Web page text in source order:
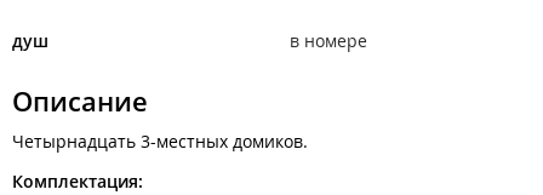
душ в номере
Описание
Четырнадцать 3-местных домиков.
Комплектация: